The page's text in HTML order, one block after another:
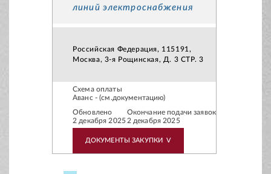
линий электроснабжения
Российская Федерация, 115191,
Москва, 3-я Рощинская, Д. 3 СТР. 3
Схема оплаты
Аванс - (см.документацию)
Обновлено
2 декабря 2025
Окончание подачи заявок
2 декабря 2025
ДОКУМЕНТЫ ЗАКУПКИ V